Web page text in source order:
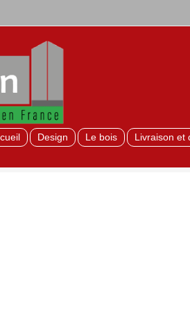
Design Le bois Livraison et